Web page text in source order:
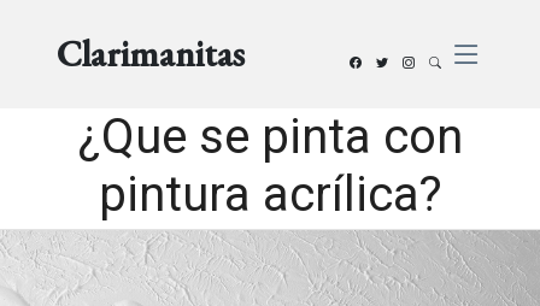
Clarimanitas
¿Que se pinta con
pintura acrílica?